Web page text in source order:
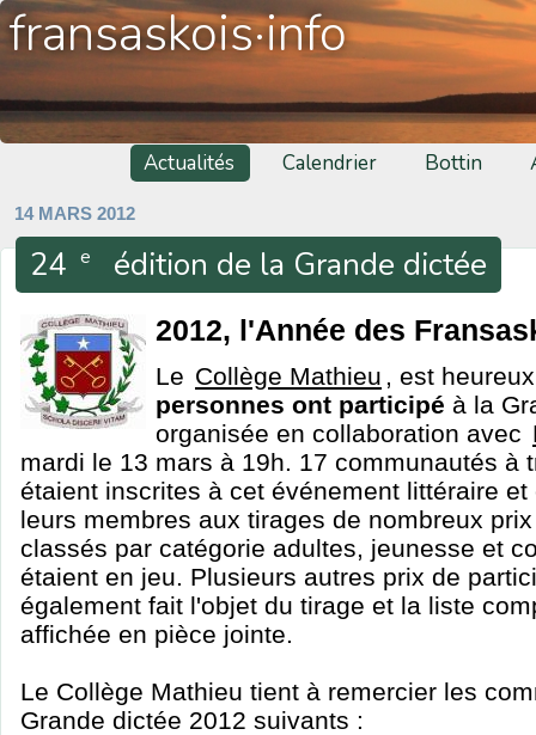
fransaskois·info
Actualités Calendrier Bottin
14 MARS 2012
24 e édition de la Grande dictée
2012, l'Année des
Le Collège Mathieu , est
personnes ont participé à la
organisée en collaboration avec
mardi le 13 mars à 19h. 17 communautés à
étaient inscrites à cet événement littéraire
leurs membres aux tirages de nombreux
classés par catégorie adultes, jeunesse et
étaient en jeu. Plusieurs autres prix de
également fait l'objet du tirage et la liste
affichée en pièce jointe.
Le Collège Mathieu tient à remercier les
Grande dictée 2012 suivants :